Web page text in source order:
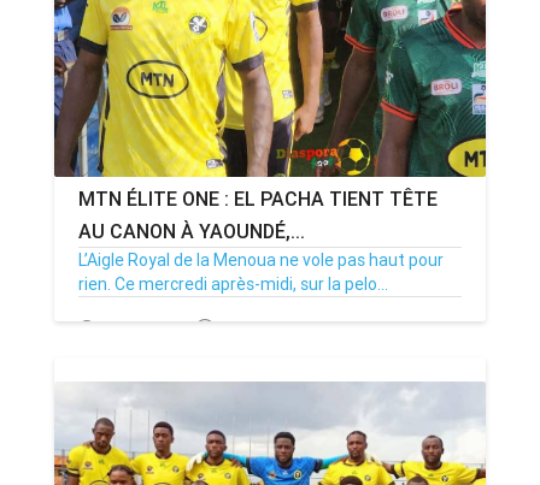
ART & CULTURE & TRADITION
ASSAINISSEMENT
BREAKING-NEWS
CAMEROUN
PLUS
MTN ÉLITE ONE : EL PACHA TIENT TÊTE
AU CANON À YAOUNDÉ,...
L’Aigle Royal de la Menoua ne vole pas haut pour
rien. Ce mercredi après-midi, sur la pelo...
29/04/26 Par MenouActu 0